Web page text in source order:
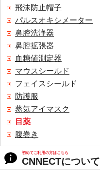
飛沫防止帽子
パルスオキシメーター
鼻腔洗浄器
鼻腔拡張器
血糖値測定器
マウスシールド
フェイスシールド
防護服
蒸気アイマスク
目薬
腹巻き
初めてご利用の方はこちら
CNNECTについて